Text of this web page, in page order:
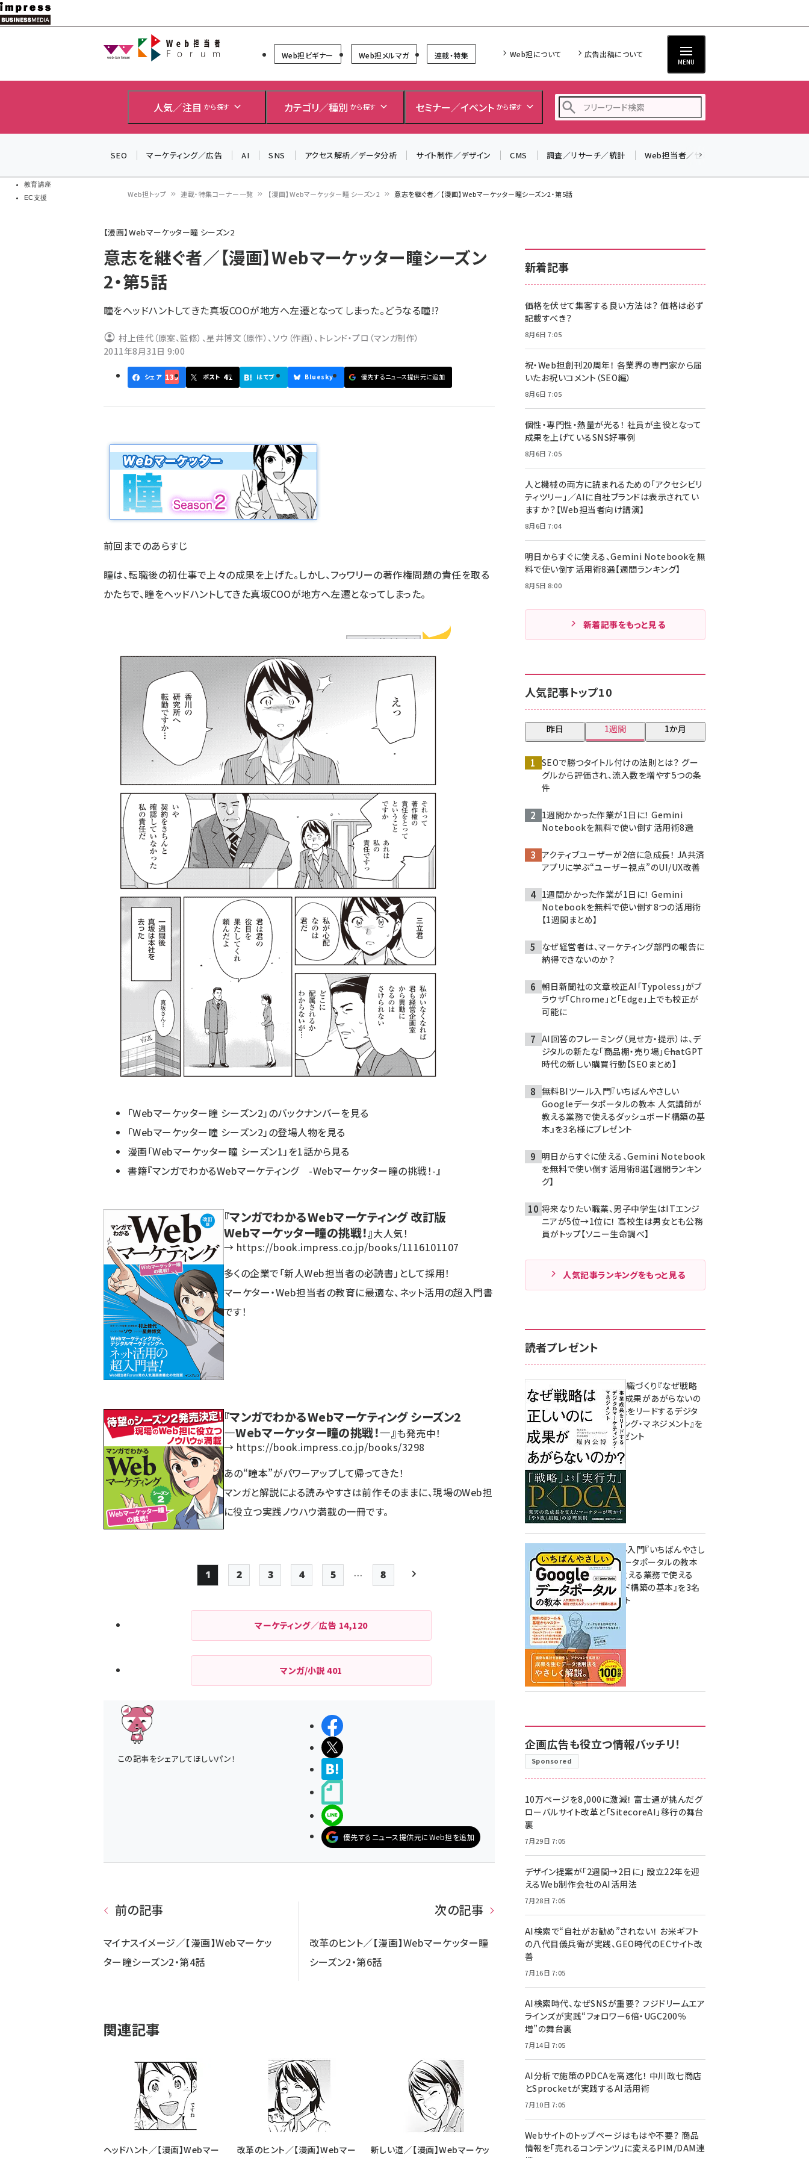
メ
イ
教育講座
EC支援
Web担当者Forum
Web担ビギナー Web担メルマガ 連載・特集 Web担について 広告出稿について
MENU
人気／注目 から探す カテゴリ／種別 から探す セミナー／イベント から探す
z世代 (1622)
meo (1275)
SEO マーケティング／広告 AI SNS アクセス解析／データ分析 サイト制作／デザイン CMS 調査／リサーチ／統計 Web担当者／仕事
ン
く
ず
Web担トップ 連載・特集コーナー一覧 【漫画】Webマーケッター瞳 シーズン2 意志を継ぐ者／【漫画】Webマーケッター瞳シーズン2・第5話
【漫画】Webマーケッター瞳 シーズン2
意志を継ぐ者／【漫画】Webマーケッター瞳シーズン
2・第5話
瞳をヘッドハントしてきた真坂COOが地方へ左遷となってしまった。どうなる瞳!?
村上佳代（原案、監修）、星井博文（原作）、ソウ（作画）、トレンド・プロ（マンガ制作）
2011年8月31日 9:00
シェア 139 ポスト 41 はてブ Bluesky 優先するニュース提供元に追加
前回 までのあらすじ
瞳は、転職後の初仕事で上々の成果を上げた。しかし、フゥワリーの著作権問題の責任を取る
かたちで、瞳をヘッドハントしてきた真坂COOが地方へ左遷となってしまった。
「Webマーケッター瞳 シーズン2」のバックナンバーを見る
「Webマーケッター瞳 シーズン2」の登場人物を見る
漫画「Webマーケッター瞳 シーズン1」を1話から見る
書籍『マンガでわかるWebマーケティング -Webマーケッター瞳の挑戦！-』
『マンガでわかるWebマーケティング 改訂版
Webマーケッター瞳の挑戦！』大人気！
→ https://book.impress.co.jp/books/1116101107
多くの企業で「新人Web担当者の必読書」として採用！
マーケター・Web担当者の教育に最適な、ネット活用の超入門書
です！
『マンガでわかるWebマーケティング シーズン2
―Webマーケッター瞳の挑戦！―』も発売中！
→ https://book.impress.co.jp/books/3298
あの“瞳本”がパワーアップして帰ってきた！
マンガと解説による読みやすさは前作そのままに、現場のWeb担
に役立つ実践ノウハウ満載の一冊です。
ペー
ジ
送
り
Page
1
Page
2
Page
3
Page
4
Page
5 …
最終ページ
8
マーケティング／広告 14,120
マンガ/小説401
この記事をシェアしてほしいパン！
シェアする
ポストする
LINEで送る
優先するニュース提供元にWeb担を追加
前の記事
マイナスイメージ／【漫画】Webマーケッ
ター瞳シーズン2・第4話
次の記事
改革のヒント／【漫画】Webマーケッター瞳
シーズン2・第6話
関連記事
ヘッドハント／【漫画】Webマー
改革のヒント／【漫画】Webマー
新しい道／【漫画】Webマーケッ
新着記事
価格を伏せて集客する良い方法は？ 価格は必ず
記載すべき？
8月6日 7:05
祝・Web担創刊20周年！ 各業界の専門家から届
いたお祝いコメント（SEO編）
8月6日 7:05
個性・専門性・熱量が光る！ 社員が主役となって
成果を上げているSNS好事例
8月6日 7:05
人と機械の両方に読まれるための「アクセシビリ
ティツリー」／AIに自社ブランドは表示されてい
ますか？【Web担当者向け講演】
8月6日 7:04
明日からすぐに使える、Gemini Notebookを無
料で使い倒す活用術8選【週間ランキング】
8月5日 8:00
新着記事をもっと見る
人気記事トップ10
昨日 1週間 1か月
SEOで勝つタイトル付けの法則とは？ グー
グルから評価され、流入数を増やす5つの条
件
1週間かかった作業が1日に！ Gemini
Notebookを無料で使い倒す活用術8選
アクティブユーザーが2倍に急成長！ JA共済
アプリに学ぶ“ユーザー視点”のUI/UX改善
1週間かかった作業が1日に！ Gemini
Notebookを無料で使い倒す8つの活用術
【1週間まとめ】
なぜ経営者は、マーケティング部門の報告に
納得できないのか？
朝日新聞社の文章校正AI「Typoless」がブ
ラウザ「Chrome」と「Edge」上でも校正が
可能に
AI回答のフレーミング（見せ方・提示）は、デ
ジタルの新たな「商品棚・売り場」――ChatGPT
時代の新しい購買行動【SEOまとめ】
無料BIツール入門『いちばんやさしい
Googleデータポータルの教本 人気講師が
教える業務で使えるダッシュボード構築の基
本』を3名様にプレゼント
明日からすぐに使える、Gemini Notebook
を無料で使い倒す活用術8選【週間ランキン
グ】
将来なりたい職業、男子中学生はITエンジ
ニアが5位→1位に！ 高校生は男女とも公務
員がトップ【ソニー生命調べ】
人気記事ランキングをもっと見る
読者プレゼント
成果を生む組織づくり『なぜ戦略
は正しいのに成果があがらないの
か？ 事業成長をリードするデジタ
ルマーケティング・マネジメント』を
3名様にプレゼント
10:00
無料BIツール入門『いちばんやさし
いGoogleデータポータルの教本
人気講師が教える業務で使える
ダッシュボード構築の基本』を3名
様にプレゼント
7月31日 10:00
企画広告も役立つ情報バッチリ！
Sponsored
10万ページを8,000に激減！ 富士通が挑んだグ
ローバルサイト改革と「SitecoreAI」移行の舞台
裏
7月29日 7:05
デザイン提案が「2週間→2日に」 設立22年を迎
えるWeb制作会社のAI活用法
7月28日 7:05
AI検索で“自社がお勧め”されない！ お米ギフト
の八代目儀兵衛が実践、GEO時代のECサイト改
善
7月16日 7:05
AI検索時代、なぜSNSが重要？ フジドリームエア
ラインズが実践“フォロワー6倍・UGC200％
増”の舞台裏
7月14日 7:05
AI分析で施策のPDCAを高速化！ 中川政七商店
とSprocketが実践するAI活用術
7月10日 7:05
Webサイトのトップページはもはや不要？ 商品
情報を「売れるコンテンツ」に変えるPIM/DAM連